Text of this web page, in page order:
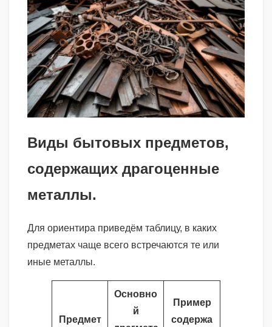
Виды бытовых предметов,
содержащих драгоценные
металлы.
Для ориентира приведём таблицу, в каких
предметах чаще всего встречаются те или
иные металлы.
Предмет
Основно
й
Пример
содержа